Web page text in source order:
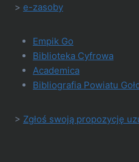
> e-zasoby
Empik Go
Biblioteka Cyfrowa
Academica
Bibliografia Powiatu
> Zgłoś swoją propozycję